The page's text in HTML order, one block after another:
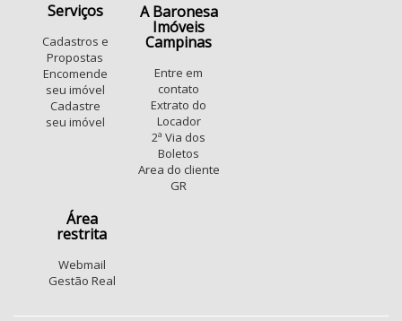
Serviços
Cadastros e
Propostas
Encomende
seu imóvel
Cadastre
seu imóvel
A Baronesa
Imóveis
Campinas
Entre em
contato
Extrato do
Locador
2ª Via dos
Boletos
Area do cliente
GR
Área
restrita
Webmail
Gestão Real